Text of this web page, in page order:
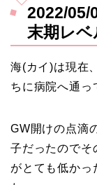
2022/05/
末期レ
海(カイ)は現在
ちに病院へ通っ
GW開けの点滴
子だったのでそ
がとても低かっ